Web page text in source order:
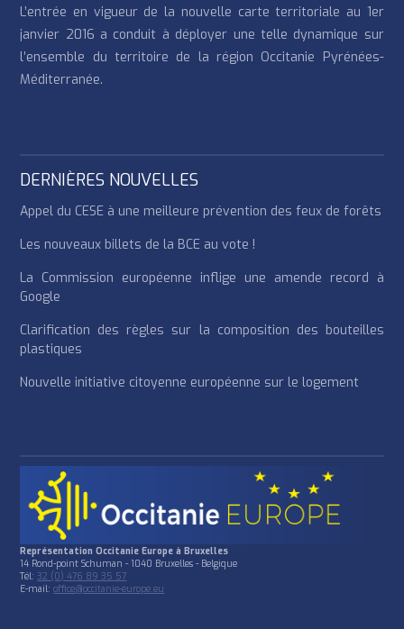
L’entrée en vigueur de la nouvelle carte territoriale au 1er
janvier 2016 a conduit à déployer une telle dynamique sur
l’ensemble du territoire de la région Occitanie Pyrénées-
Méditerranée.
DERNIÈRES NOUVELLES
Appel du CESE à une meilleure prévention des feux de forêts
Les nouveaux billets de la BCE au vote !
La Commission européenne inflige une amende record à
Google
Clarification des règles sur la composition des bouteilles
plastiques
Nouvelle initiative citoyenne européenne sur le logement
Représentation Occitanie Europe à Bruxelles
14 Rond-point Schuman - 1040 Bruxelles - Belgique
Tél:32 (0) 476 89 35 57
E-mail:office@occitanie-europe.eu